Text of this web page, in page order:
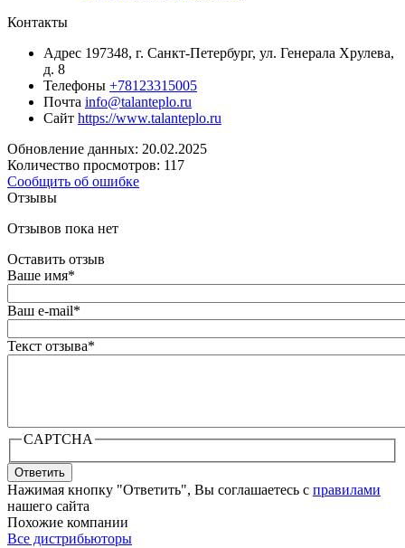
Контакты
Адрес 197348, г. Санкт-Петербург, ул. Генерала Хрулева,
д. 8
Телефоны +78123315005
Почта info@talanteplo.ru
Сайт https://www.talanteplo.ru
Обновление данных: 20.02.2025
Количество просмотров: 117
Сообщить об ошибке
Отзывы
Отзывов пока нет
Оставить отзыв
Ваше имя*
Ваш e-mail*
Текст отзыва*
CAPTCHA
Ответить
Нажимая кнопку "Ответить", Вы соглашаетесь с правилами
нашего сайта
Похожие компании
Все дистрибьюторы